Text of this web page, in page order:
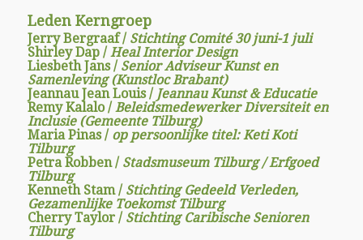
Leden Kerngroep
Jerry Bergraaf / Stichting Comité 30 juni-1 juli
Shirley Dap / Heal Interior Design
Liesbeth Jans / Senior Adviseur Kunst en
Samenleving (Kunstloc Brabant)
Jeannau Jean Louis / Jeannau Kunst & Educatie
Remy Kalalo / Beleidsmedewerker Diversiteit en
Inclusie (Gemeente Tilburg)
Maria Pinas / op persoonlijke titel: Keti Koti
Tilburg
Petra Robben / Stadsmuseum Tilburg / Erfgoed
Tilburg
Kenneth Stam /Stichting Gedeeld Verleden,
Gezamenlijke Toekomst Tilburg
Cherry Taylor / Stichting Caribische Senioren
Tilburg